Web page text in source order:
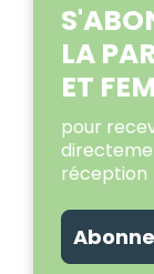
LA
ET
pour
réception